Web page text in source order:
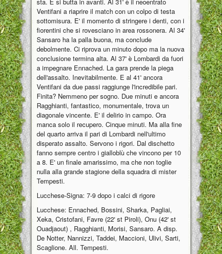
Ventifani a riaprire il match con un colpo di testa
sottomisura. E' il momento di stringere i denti, con i
fiorentini che si rovesciano in area rossonera. Al 34'
Sansaro ha la palla buona, ma conclude
debolmente. Ci riprova un minuto dopo ma la nuova
conclusione termina alta. Al 37' è Lombardi da fuori
a impegnare Ennached. La gara prende la piega
dell'assalto. Inevitabilmente. E al 41' ancora
Ventifani da due passi raggiunge l'incredibile pari.
Finita? Nemmeno per sogno. Due minuti e ancora
Ragghianti, fantastico, monumentale, trova un
diagonale vincente. E' il delirio in campo. Ora
manca solo il recupero. Cinque minuti. Ma alla fine
del quarto arriva il pari di Lombardi nell'ultimo
disperato assalto. Servono i rigori. Dal dischetto
fanno sempre centro i gialloblù che vincono per 10
a 8. E' un finale amarissimo, ma che non toglie
nulla alla grande stagione della squadra di mister
Tempesti.
Lucchese-Signa: 7-9 dopo i calci di rigore
Lucchese: Ennached, Bossini, Sharka, Pagliai,
Xeka, Cristofani, Favre (22' st Piroli), Onu (42' st
Ouadjaout) , Ragghianti, Morisi, Sansaro. A disp.
De Notter, Nannizzi, Taddei, Maccioni, Ulivi, Sarti,
Scaglione. All. Tempesti.